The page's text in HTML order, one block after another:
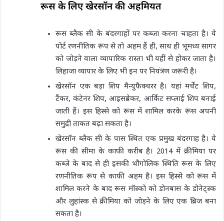
रूस के लिए खेरसॉन की अहमियत
रूस ब्लैक सी के बंदरगाहों पर कब्जा करना चाहता है। ये
पोर्ट रणनीतिक रूप से तो अहम हैं ही, साथ ही भूमध्य सागर
को जोड़ने वाला व्यापारिक रास्ता भी यहीं से होकर जाता है।
लिहाजा व्यापार के लिए भी इन पर नियंत्रण जरूरी है।
खेरसॉन एक बड़ा शिप मैन्युफैक्चरर है। यहां मर्चेंट शिप,
टैंकर, कंटेनर शिप, आइसब्रेकर, आर्किट सप्लाई शिप बनाई
जाती हैं। इस हिस्से को रूस में शामिल करके रूस अपनी
समुद्री ताकत बढ़ा सकता है।
खेरसॉन ब्लैक सी के पास स्थित एक प्रमुख बंदरगाह है। ये
रूस की सीमा के काफी करीब है। 2014 में क्रीमिया पर
कब्जे के बाद से ही इसकी भौगोलिक स्थिति रूस के लिए
रणनीतिक रूप से काफी अहम है। इस हिस्से को रूस में
शामिल करने के बाद रूस मॉस्को को डोनबास के डोनेट्स्क
और लुहांस्क से क्रीमिया को जोड़ने के लिए एक ब्रिज बना
सकता है।